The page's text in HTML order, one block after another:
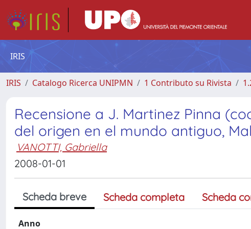
IRIS
IRIS Catalogo Ricerca UNIPMN 1 Contributo su Rivista
Recensione a J. Martinez Pinna
del origen en el mundo antiguo,
VANOTTI, Gabriella
2008-01-01
Scheda breve Scheda completa Scheda
Anno